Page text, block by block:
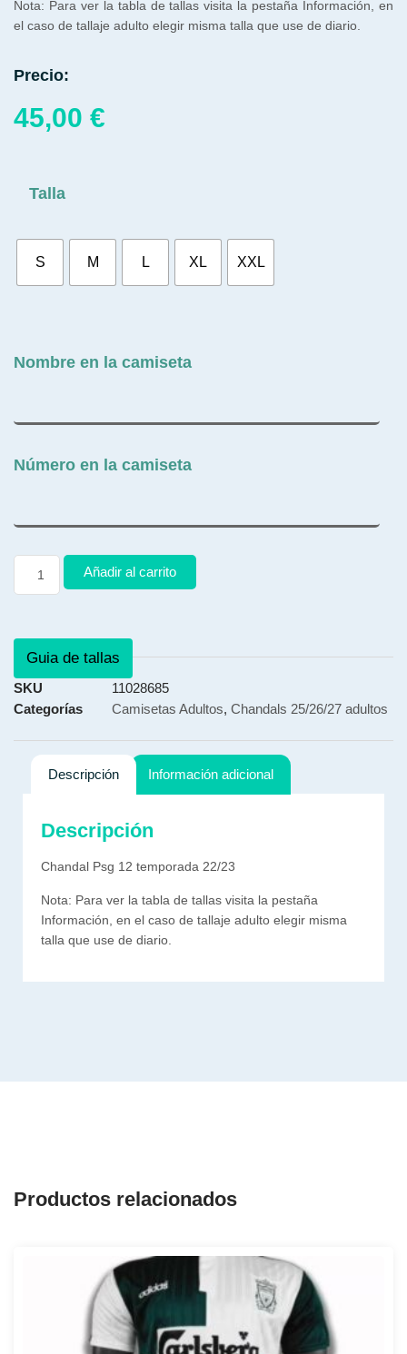
Nota: Para ver la tabla de tallas visita la pestaña Información, en
el caso de tallaje adulto elegir misma talla que use de diario.
Precio:
45,00 €
Talla
S M L XL XXL
Nombre en la camiseta
Número en la camiseta
Añadir al carrito
Guia de tallas
SKU
11028685
Categorías
Camisetas Adultos, Chandals 25/26/27 adultos
Descripción Información adicional
Descripción
Chandal Psg 12 temporada 22/23
Nota: Para ver la tabla de tallas visita la pestaña
Información, en el caso de tallaje adulto elegir misma
talla que use de diario.
Productos relacionados